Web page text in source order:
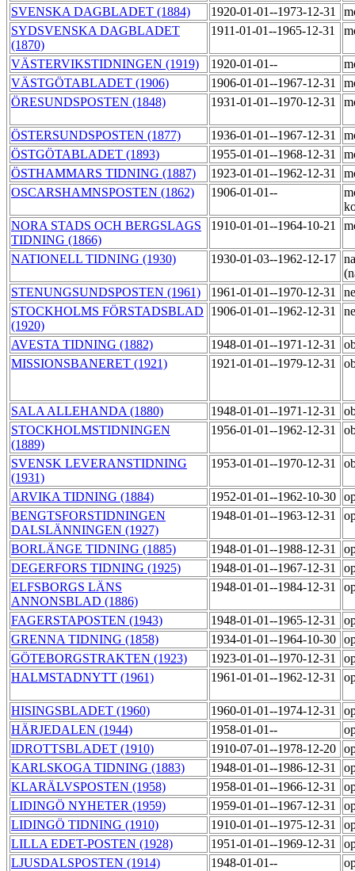
SVENSKA DAGBLADET (1884)
1920-01-01--1973-12-31
SYDSVENSKA DAGBLADET
(1870)
1911-01-01--1965-12-31
VÄSTERVIKSTIDNINGEN (1919) 1920-01-01--
VÄSTGÖTABLADET (1906)
1906-01-01--1967-12-31
ÖRESUNDSPOSTEN (1848)
1931-01-01--1970-12-31
ÖSTERSUNDSPOSTEN (1877) 1936-01-01--1967-12-31
ÖSTGÖTABLADET (1893)
1955-01-01--1968-12-31
ÖSTHAMMARS TIDNING (1887)
1923-01-01--1962-12-31
OSCARSHAMNSPOSTEN (1862)
1906-01-01--
NORA STADS OCH BERGSLAGS
TIDNING (1866)
1910-01-01--1964-10-21
NATIONELL TIDNING (1930) 1930-01-03--1962-12-17
STENUNGSUNDSPOSTEN (1961)
1961-01-01--1970-12-31
STOCKHOLMS FÖRSTADSBLAD
(1920)
1906-01-01--1962-12-31
AVESTA TIDNING (1882) 1948-01-01--1971-12-31
MISSIONSBANERET (1921)
1921-01-01--1979-12-31
SALA ALLEHANDA (1880) 1948-01-01--1971-12-31
STOCKHOLMSTIDNINGEN
(1889)
1956-01-01--1962-12-31
SVENSK LEVERANSTIDNING
(1931)
1953-01-01--1970-12-31
ARVIKA TIDNING (1884) 1952-01-01--1962-10-30
BENGTSFORSTIDNINGEN
DALSLÄNNINGEN (1927)
1948-01-01--1963-12-31
BORLÄNGE TIDNING (1885) 1948-01-01--1988-12-31
DEGERFORS TIDNING (1925)
1948-01-01--1967-12-31
ELFSBORGS LÄNS
ANNONSBLAD (1886)
1948-01-01--1984-12-31
FAGERSTAPOSTEN (1943) 1948-01-01--1965-12-31
GRENNA TIDNING (1858)
1934-01-01--1964-10-30
GÖTEBORGSTRAKTEN (1923)
1923-01-01--1970-12-31
HALMSTADNYTT (1961)
1961-01-01--1962-12-31
HISINGSBLADET (1960) 1960-01-01--1974-12-31
HÄRJEDALEN (1944)
1958-01-01--
IDROTTSBLADET (1910)
1910-07-01--1978-12-20
KARLSKOGA TIDNING (1883)
1948-01-01--1986-12-31
KLARÄLVSPOSTEN (1958)
1958-01-01--1966-12-31
LIDINGÖ NYHETER (1959)
1959-01-01--1967-12-31
LIDINGÖ TIDNING (1910)
1910-01-01--1975-12-31
LILLA EDET-POSTEN (1928)
1951-01-01--1969-12-31
LJUSDALSPOSTEN (1914)
1948-01-01--